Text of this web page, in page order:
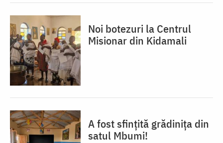
Noi botezuri la Centrul
Misionar din Kidamali
A fost sfințită grădinița din
satul Mbumi!